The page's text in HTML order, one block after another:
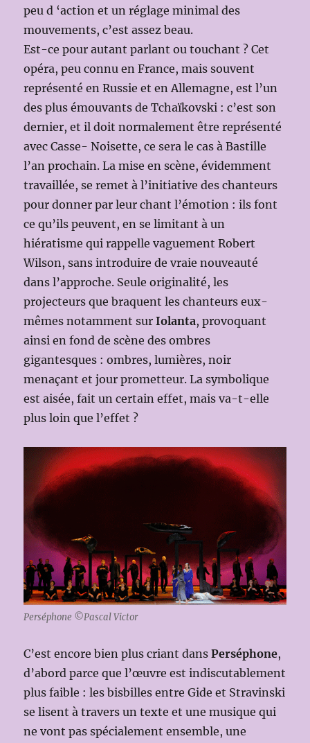
peu d ‘action et un réglage minimal des
mouvements, c’est assez beau.
Est-ce pour autant parlant ou touchant ? Cet
opéra, peu connu en France, mais souvent
représenté en Russie et en Allemagne, est l’un
des plus émouvants de Tchaïkovski : c’est son
dernier, et il doit normalement être représenté
avec Casse- Noisette, ce sera le cas à Bastille
l’an prochain. La mise en scène, évidemment
travaillée, se remet à l’initiative des chanteurs
pour donner par leur chant l’émotion : ils font
ce qu’ils peuvent, en se limitant à un
hiératisme qui rappelle vaguement Robert
Wilson, sans introduire de vraie nouveauté
dans l’approche. Seule originalité, les
projecteurs que braquent les chanteurs eux-
mêmes notamment surIolanta, provoquant
ainsi en fond de scène des ombres
gigantesques : ombres, lumières, noir
menaçant et jour prometteur. La symbolique
est aisée, fait un certain effet, mais va-t-elle
plus loin que l’effet ?
Perséphone ©Pascal Victor
C’est encore bien plus criant dansPerséphone,
d’abord parce que l’œuvre est indiscutablement
plus faible : les bisbilles entre Gide et Stravinski
se lisent à travers un texte et une musique qui
ne vont pas spécialement ensemble, une